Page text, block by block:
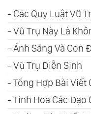
- Các Quy Luật Vũ
- Vũ Trụ Này Là
- Ánh Sáng Và Con
- Vũ Trụ Diễn Sinh
- Tổng Hợp Bài Viết
- Tinh Hoa Các Đạo